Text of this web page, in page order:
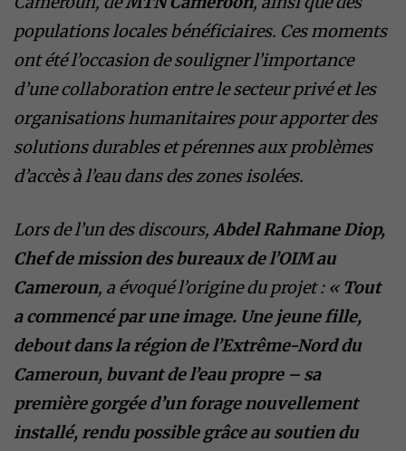
populations locales bénéficiaires. Ces moments
ont été l’occasion de souligner l’importance
d’une collaboration entre le secteur privé et les
organisations humanitaires pour apporter des
solutions durables et pérennes aux problèmes
d’accès à l’eau dans des zones isolées.
Lors de l’un des discours, Abdel Rahmane Diop,
Chef de mission des bureaux de l’OIM au
Cameroun, a évoqué l’origine du projet : « Tout
a commencé par une image. Une jeune fille,
debout dans la région de l’Extrême-Nord du
Cameroun, buvant de l’eau propre – sa
première gorgée d’un forage nouvellement
installé, rendu possible grâce au soutien du